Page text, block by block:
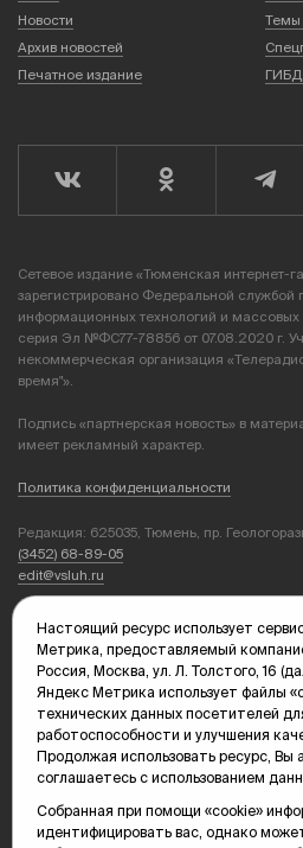
Новости
Темы
Архив новостей
Печатное издание
Сетевое издание «Тюменская интернет-
зарегистрировано Федеральной службой
информационных технологий и массовых
серия Эл №ФС77-78856 от 07.08.2020 г.
некоммерческая организация
время"».
Подпись «партнерская новость» в
имеет рекламный характер.
Политика конфиденциальности
Редакция: 625035, Тюмень, пр.
(3452) 68-89-05
edit@vsluh.ru
kika@vsluh.ru
По вопросам рекламы:
(3452) 68-89-78
kotovaev@sibinformburo.ru
mim@vsluh.ru
Настоящий ресурс использует
Метрика, предоставляемый
Россия, Москва, ул. Л. Толстого, 16
Яндекс Метрика использует файлы
технических данных посетителей
работоспособности и улучшения
Продолжая использовать ресурс, Вы
соглашаетесь с использованием
Собранная при помощи «cookie»
идентифицировать вас, однако